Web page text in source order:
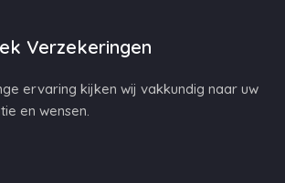
Verzekeringen
ervaring kijken wij vakkundig naar uw
en wensen.